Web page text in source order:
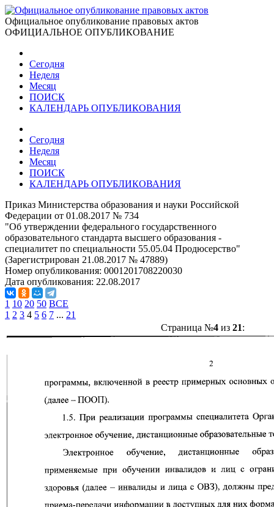
Официальное опубликование правовых актов
ОФИЦИАЛЬНОЕ ОПУБЛИКОВАНИЕ
Сегодня
Неделя
Месяц
ПОИСК
КАЛЕНДАРЬ ОПУБЛИКОВАНИЯ
Сегодня
Неделя
Месяц
ПОИСК
КАЛЕНДАРЬ ОПУБЛИКОВАНИЯ
Приказ Министерства образования и науки Российской
Федерации от 01.08.2017 № 734
"Об утверждении федерального государственного
образовательного стандарта высшего образования -
специалитет по специальности 55.05.04 Продюсерство"
(Зарегистрирован 21.08.2017 № 47889)
Номер опубликования: 0001201708220030
Дата опубликования: 22.08.2017
1 10 20 50 ВСЕ
1 2 3 4 5 6 7 ... 21
Страница №4из 21: